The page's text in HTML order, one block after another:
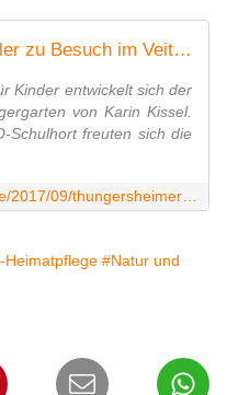
Thüngersheimer Grundschüler zu Besuch im Veitshöchheimer Heilkräuter-Bürgergarten - Veitshöchheim News
Kinder entwickelt sich der
von Karin Kissel.
Schulhort freuten sich die
Heimatpflege #Natur und